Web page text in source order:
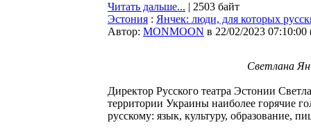
Читать дальше... | 2503 байт
Эстония : Янчек: люди, для которых
Автор: MONMOON в 22/02/2023 07:10:00
Светлана
Директор Русского театра Эстонии
территории Украины наиболее горячие
русскому: язык, культуру, образование,